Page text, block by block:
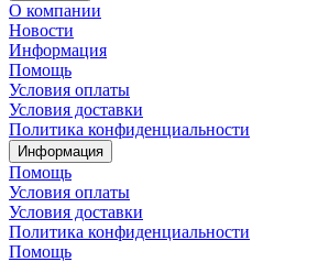
О компании
Новости
Информация
Помощь
Условия оплаты
Условия доставки
Политика конфиденциальности
Информация
Помощь
Условия оплаты
Условия доставки
Политика конфиденциальности
Помощь